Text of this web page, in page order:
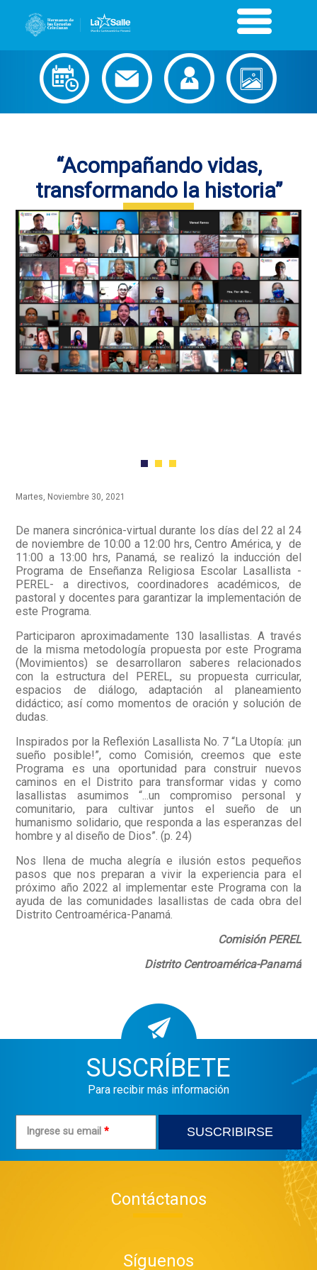
“Acompañando vidas,
transformando la historia”
Martes, Noviembre 30, 2021
De manera sincrónica-virtual durante los días del 22 al 24
de noviembre de 10:00 a 12:00 hrs, Centro América, y de
11:00 a 13:00 hrs, Panamá, se realizó la inducción del
Programa de Enseñanza Religiosa Escolar Lasallista -
PEREL- a directivos, coordinadores académicos, de
pastoral y docentes para garantizar la implementación de
este Programa.
Participaron aproximadamente 130 lasallistas. A través
de la misma metodología propuesta por este Programa
(Movimientos) se desarrollaron saberes relacionados
con la estructura del PEREL, su propuesta curricular,
espacios de diálogo, adaptación al planeamiento
didáctico; así como momentos de oración y solución de
dudas.
Inspirados por la Reflexión Lasallista No. 7 “La Utopía: ¡un
sueño posible!”, como Comisión, creemos que este
Programa es una oportunidad para construir nuevos
caminos en el Distrito para transformar vidas y como
lasallistas asumimos “...un compromiso personal y
comunitario, para cultivar juntos el sueño de un
humanismo solidario, que responda a las esperanzas del
hombre y al diseño de Dios”. (p. 24)
Nos llena de mucha alegría e ilusión estos pequeños
pasos que nos preparan a vivir la experiencia para el
próximo año 2022 al implementar este Programa con la
ayuda de las comunidades lasallistas de cada obra del
Distrito Centroamérica-Panamá.
Comisión PEREL
Distrito Centroamérica-Panamá
SUSCRÍBETE
Para recibir más información
Ingrese su email*
Contáctanos
Síguenos